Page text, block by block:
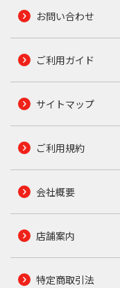
お問い合わせ
ご利用ガイド
サイトマップ
ご利用規約
会社概要
店舗案内
特定商取引法